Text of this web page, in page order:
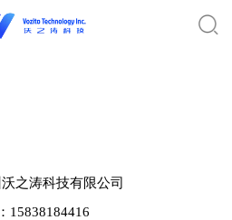
之涛科技有限公司
15838184416